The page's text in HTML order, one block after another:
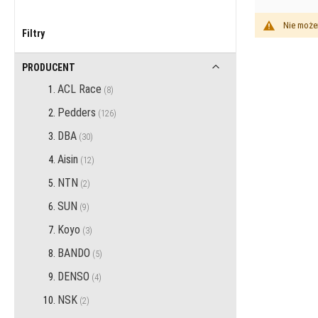
Nie
Filtry
PRODUCENT
ACL Race 8
przedmiotów
Pedders 126
przedmiotów
DBA 30
przedmiotów
Aisin 12
przedmiotów
NTN 2
przedmiotów
SUN 9
przedmiotów
Koyo 3
przedmiotów
BANDO 5
przedmiotów
DENSO 4
przedmiotów
NSK 2
przedmiotów